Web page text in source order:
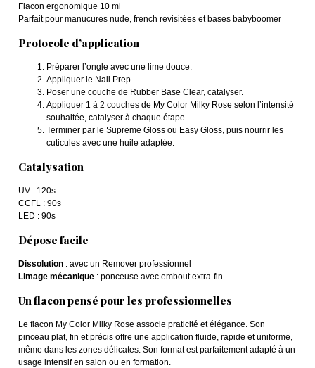
Flacon ergonomique 10 ml
Parfait pour manucures nude, french revisitées et bases babyboomer
Protocole d’application
Préparer l’ongle avec une lime douce.
Appliquer le Nail Prep.
Poser une couche de Rubber Base Clear, catalyser.
Appliquer 1 à 2 couches de My Color Milky Rose selon l’intensité
souhaitée, catalyser à chaque étape.
Terminer par le Supreme Gloss ou Easy Gloss, puis nourrir les
cuticules avec une huile adaptée.
Catalysation
UV : 120s
CCFL : 90s
LED : 90s
Dépose facile
Dissolution : avec un Remover professionnel
Limage mécanique : ponceuse avec embout extra-fin
Un flacon pensé pour les professionnelles
Le flacon My Color Milky Rose associe praticité et élégance. Son
pinceau plat, fin et précis offre une application fluide, rapide et uniforme,
même dans les zones délicates. Son format est parfaitement adapté à un
usage intensif en salon ou en formation.